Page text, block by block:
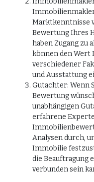
Marktkenntnisse
Bewertung Ihres
haben Zugang
können den Wert
verschiedener
und Ausstattung
Gutachter: Wenn
Bewertung
unabhängigen
erfahrene
Analysen durch,
Immobilie
die Beauftragung
verbunden sein